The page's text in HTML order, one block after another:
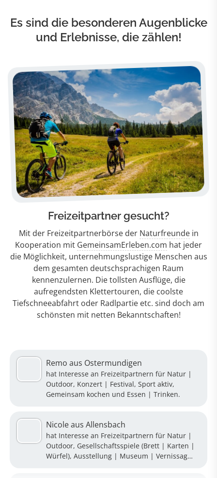
Es sind die besonderen Augenblicke
und Erlebnisse, die zählen!
Freizeitpartner gesucht?
Mit der Freizeitpartnerbörse der Naturfreundein
Kooperation mit GemeinsamErleben.com hat jeder
die Möglichkeit, unternehmungslustige Menschen aus
dem gesamten deutschsprachigen Raum
kennenzulernen. Die tollsten Ausflüge, die
aufregendsten Klettertouren, die coolste
Tiefschneeabfahrt oder Radlpartie etc. sind doch am
schönsten mit netten Bekanntschaften!